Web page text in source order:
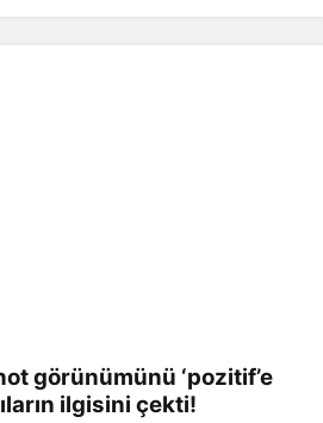
görünümünü ‘pozitif’e
ilgisini çekti!